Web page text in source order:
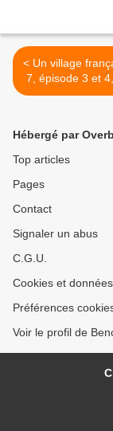
< Un village français, saison
7, épisode 3 et 4,
20h55 sur
Hébergé par
Top articles
Pages
Contact
Signaler un abus
C.G.U.
Cookies et
Préférences
Voir le profil de